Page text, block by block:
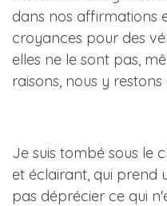
dans nos affirmations
croyances pour des
elles ne le sont pas,
raisons, nous y restons
Je suis tombé sous le
et éclairant, qui prend
pas déprécier ce qui